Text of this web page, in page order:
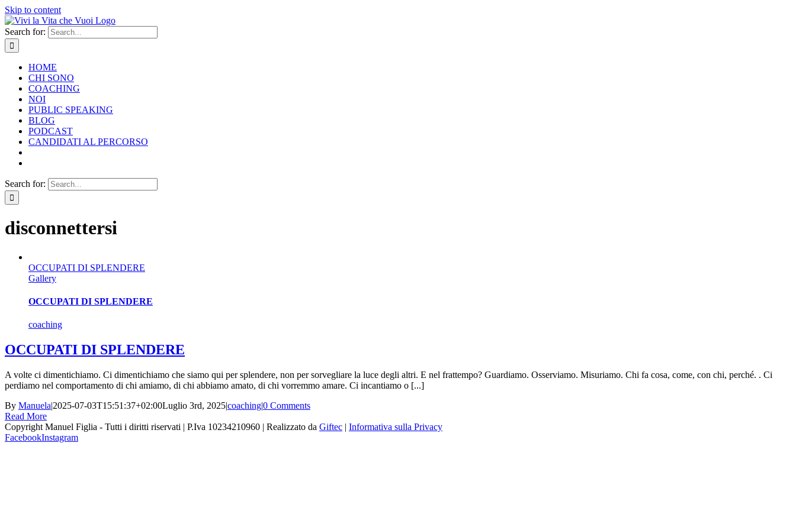
Skip to content
Search for:
HOME
CHI SONO
COACHING
NOI
PUBLIC SPEAKING
BLOG
PODCAST
CANDIDATI AL PERCORSO
Search for:
disconnettersi
OCCUPATI DI SPLENDERE
Gallery
OCCUPATI DI SPLENDERE
coaching
OCCUPATI DI SPLENDERE
A volte ci dimentichiamo. Ci dimentichiamo che siamo qui per splendere, non per sorvegliare la luce degli altri. E nel frattempo? Guardiamo. Osserviamo. Misuriamo. Chi fa cosa, come, con chi, perché. . Ci
perdiamo nel comportamento di chi amiamo, di chi abbiamo amato, di chi vorremmo amare. Ci incantiamo o [...]
By Manuela|2025-07-03T15:51:37+02:00Luglio 3rd, 2025|coaching|0 Comments
Read More
Copyright Manuel Figlia - Tutti i diritti riservati | P.Iva 10234210960 | Realizzato da Giftec | Informativa sulla Privacy
FacebookInstagram